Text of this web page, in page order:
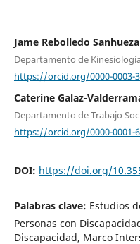
Jame Rebolledo Sanhueza
Departamento de
https://orcid.org/0000-0003-
Caterine Galaz-
Departamento de Trabajo
https://orcid.org/0000-0001-
DOI: https://doi.org/
Palabras clave: Estudios
Personas con
Discapacidad, Marco